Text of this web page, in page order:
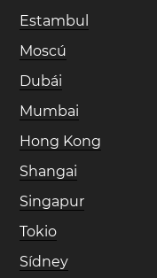
Estambul
Moscú
Dubái
Mumbai
Hong Kong
Shangai
Singapur
Tokio
Sídney